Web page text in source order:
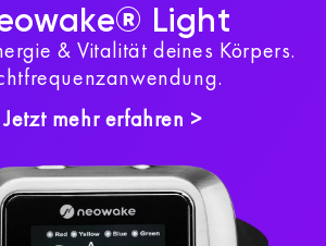
Light
& Vitalität deines Körpers.
Jetzt mehr erfahren >